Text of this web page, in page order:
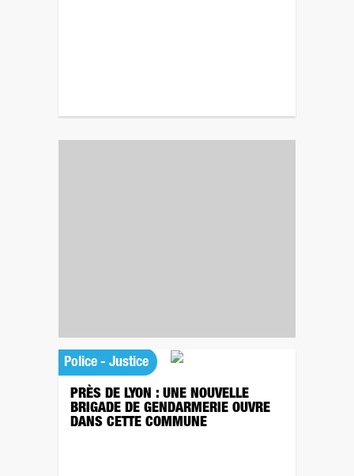
Police - Justice
PRÈS DE LYON : UNE NOUVELLE
BRIGADE DE GENDARMERIE OUVRE
DANS CETTE COMMUNE